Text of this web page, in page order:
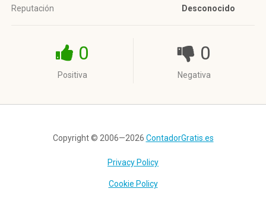
Reputación Desconocido
0
Positiva
0
Negativa
Copyright © 2006—2026 ContadorGratis.es
Privacy Policy
Cookie Policy